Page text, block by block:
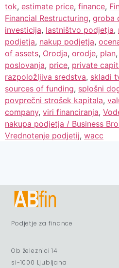
tok, estimate price, finance,
Financial Restructuring, groba
investicija, lastništvo podjetja,
podjetja, nakup podjetja,
of assets, Orodja, orodje, plan,
poslovanja, price, private
razpoložljiva sredstva, skladi
sources of funding, splošni
povprečni strošek kapitala,
company, viri financiranja,
nakupa podjetja / Business
Vrednotenje podjetij, wacc
Podjetje za finance
Ob železnici 14
si-1000 Ljubljana